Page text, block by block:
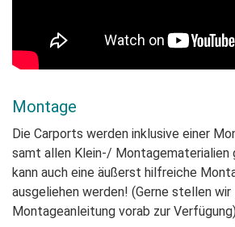
Montage
Die Carports werden inklusive einer
samt allen Klein-/
kann auch eine äußerst hilfreiche
ausgeliehen werden! (Gerne stellen wir
Montageanleitung vorab zur